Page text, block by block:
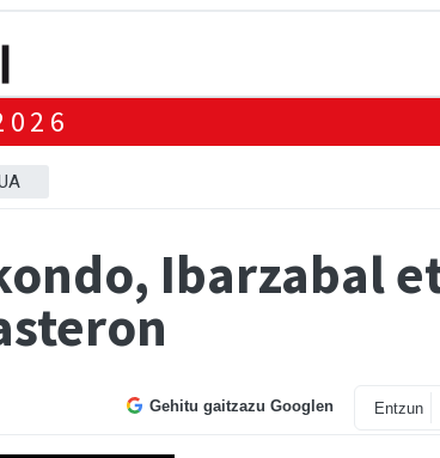
Ibarzabal
Gehitu gaitzazu Googlen Entzun